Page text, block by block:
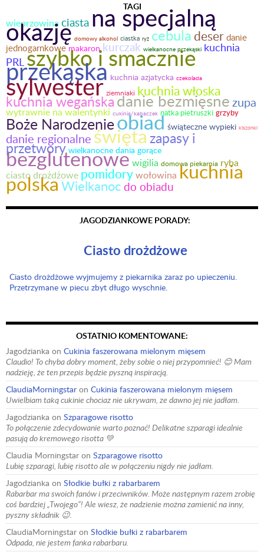
TAGI
wieprzowina ciasta na specjalną
okazję domowy alkohol ciastka ryż cebula deser danie
jednogarnkowe makaron kurczak wielkanocne przekąski kuchnia
PRLszybko i smacznie
przekąska kuchnia azjatycka czekolada
sylwester ziemniaki kuchnia włoska
kuchnia wegańskadanie bezmięsnezupa
wytrawnie na walentynki cukinia/kabaczek natka pietruszki grzyby
Boże Narodzenieobiad świąteczne wypieki kiszonki
danie regionalneświętazapasy i
przetwory wielkanocne dania gorące
bezglutenowe wigilia domowa piekarnia ryba
ciasto drożdżowe pomidorywołowina kuchnia
polskaWielkanocdo obiadu
JAGODZIANKOWE PORADY:
Ciasto drożdżowe
Ciasto drożdżowe wyjmujemy z piekarnika zaraz po upieczeniu.
Przetrzymane w piecu zbyt długo wyschnie.
OSTATNIO KOMENTOWANE:
Jagodzianka on Cukinia faszerowana mielonym mięsem
Claudio! To chyba dobry moment, żeby sobie o niej przypomnieć! 😊 Mam
nadzieję, że ten przepis będzie pyszną inspiracją.
ClaudiaMorningstar on Cukinia faszerowana mielonym mięsem
Uwielbiam taką cukinie chociaz nie ukrywam, ze dawno jej nie jadłam.
Jagodzianka on Szparagowe risotto
To połączenie zdecydowanie warto poznać! Delikatne szparagi idealnie
pasują do kremowego risotta 💚
Claudia Morningstar on Szparagowe risotto
Lubię szparagi, lubię risotto ale w połączeniu nigdy nie jadłam.
Jagodzianka on Słodkie bułki z rabarbarem
Rabarbar ma swoich fanów i przeciwników. Może następnym razem zrobię
coś bardziej „Twojego”! Ale wiesz, że nadzienie można zamienić na inny,
pyszny składnik 😉.
ClaudiaMorningstar on Słodkie bułki z rabarbarem
Odpada, nie jestem fanka rabarbaru.